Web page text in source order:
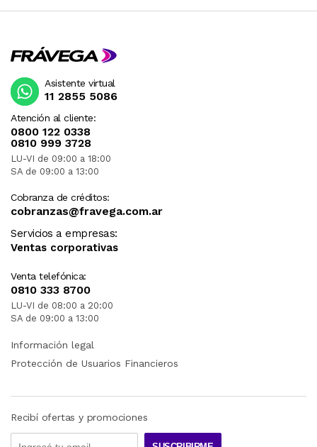
Atención al cliente:
0800 122 0338
0810 999 3728
LU-VI de 09:00 a 18:00
SA de 09:00 a 13:00
Cobranza de créditos:
cobranzas@fravega.com.ar
Servicios a empresas:
Ventas corporativas
Venta telefónica:
0810 333 8700
LU-VI de 08:00 a 20:00
SA de 09:00 a 13:00
Asistente virtual
11 2855 5086
Información legal
Protección de Usuarios Financieros
Recibí ofertas y promociones